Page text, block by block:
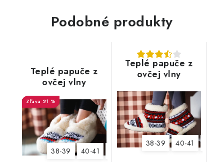
Podobné produkty
Teplé papuče z
ovčej vlny
členkové, modro-
červené
21 %
38-39 40-41 42-43
Teplé papuče z
ovčej vlny
38-39 40-41